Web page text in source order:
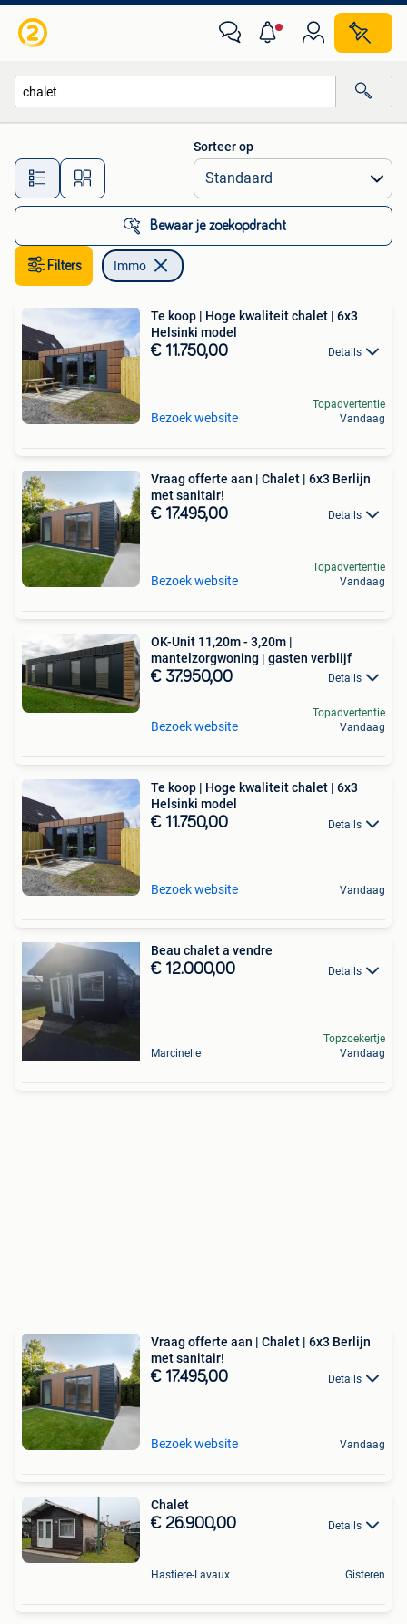
Alle afstanden…
Sorteer op
Bewaar je zoekopdracht
Filters Immo
Te koop | Hoge kwaliteit chalet | 6x3
Helsinki model
€ 11.750,00 Details
Bezoek website
Topadvertentie
Vandaag
Vraag offerte aan | Chalet | 6x3 Berlijn
met sanitair!
€ 17.495,00 Details
Bezoek website
Topadvertentie
Vandaag
OK-Unit 11,20m - 3,20m |
mantelzorgwoning | gasten verblijf
€ 37.950,00 Details
Bezoek website
Topadvertentie
Vandaag
Te koop | Hoge kwaliteit chalet | 6x3
Helsinki model
€ 11.750,00 Details
Bezoek website Vandaag
Beau chalet a vendre
€ 12.000,00 Details
Marcinelle
Topzoekertje
Vandaag
Vraag offerte aan | Chalet | 6x3 Berlijn
met sanitair!
€ 17.495,00 Details
Bezoek website Vandaag
Chalet
€ 26.900,00 Details
Hastiere-Lavaux Gisteren